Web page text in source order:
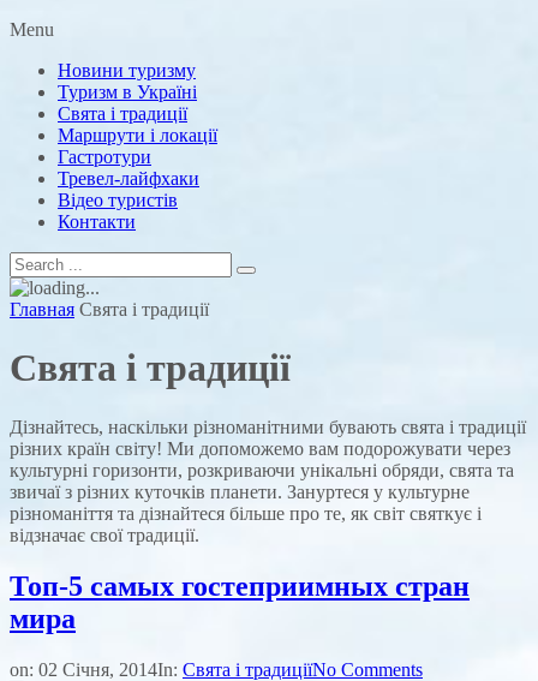
Menu
Новини туризму
Туризм в Україні
Свята і традиції
Маршрути і локації
Гастротури
Тревел-лайфхаки
Відео туристів
Контакти
Главная Свята і традиції
Свята і традиції
Дізнайтесь, наскільки різноманітними бувають свята і традиції
різних країн світу! Ми допоможемо вам подорожувати через
культурні горизонти, розкриваючи унікальні обряди, свята та
звичаї з різних куточків планети. Зануртеся у культурне
різноманіття та дізнайтеся більше про те, як світ святкує і
відзначає свої традиції.
Топ-5 самых гостеприимных стран
мира
on: 02 Січня, 2014In: Свята і традиціїNo Comments